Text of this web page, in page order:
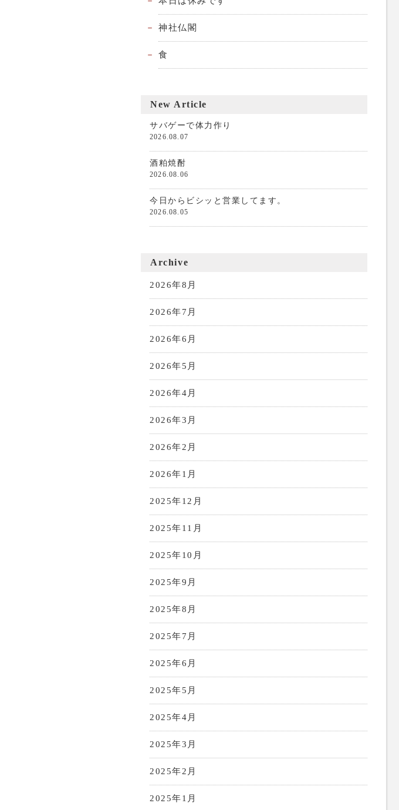
神社仏閣
食
New Article
サバゲーで体力作り
2026.08.07
酒粕焼酎
2026.08.06
今日からビシッと営業してます。
2026.08.05
Archive
2026年8月
2026年7月
2026年6月
2026年5月
2026年4月
2026年3月
2026年2月
2026年1月
2025年12月
2025年11月
2025年10月
2025年9月
2025年8月
2025年7月
2025年6月
2025年5月
2025年4月
2025年3月
2025年2月
2025年1月